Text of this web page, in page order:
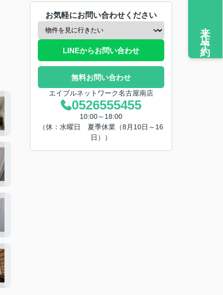
お気軽にお問い合わせください
LINEからお問い合わせ
無料お問い合わせ
エイブルネットワーク名古屋南店
0526555455
10:00～18:00
（休：水曜日 夏季休業（8月10日～16
日））
来店予約